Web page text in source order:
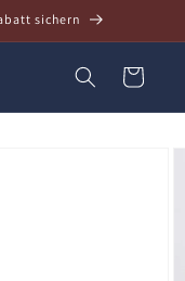
sichern
Warenkorb